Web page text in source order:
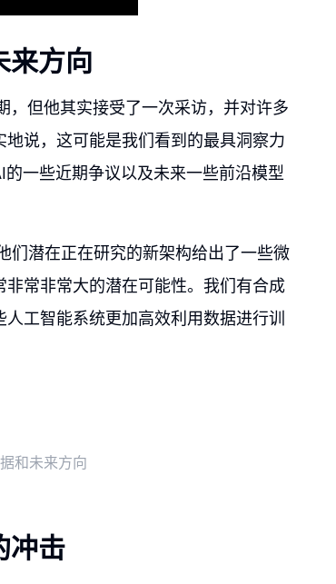
来方向
但他其实接受了一次采访，并对许多
说，这可能是我们看到的最具洞察力
一些近期争议以及未来一些前沿模型
们潜在正在研究的新架构给出了一些微
常非常大的潜在可能性。我们有合成
工智能系统更加高效利用数据进行训
和未来方向
冲击